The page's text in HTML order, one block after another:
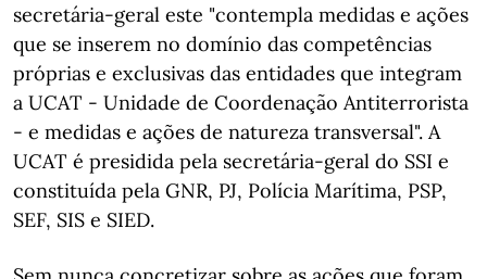
secretária-geral este "contempla medidas e ações
que se inserem no domínio das competências
próprias e exclusivas das entidades que integram
a UCAT - Unidade de Coordenação Antiterrorista
- e medidas e ações de natureza transversal". A
UCAT é presidida pela secretária-geral do SSI e
constituída pela GNR, PJ, Polícia Marítima, PSP,
SEF, SIS e SIED.